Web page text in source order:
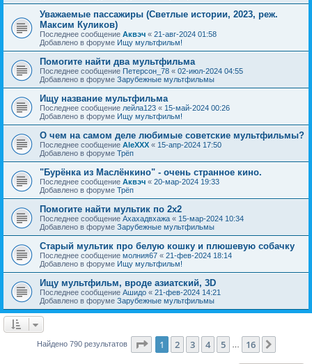
Уважаемые пассажиры (Светлые истории, 2023, реж.
Максим Куликов)
Последнее сообщение Аквэч « 21-авг-2024 01:58
Добавлено в форуме Ищу мультфильм!
Помогите найти два мультфильма
Последнее сообщение Петерсон_78 « 02-июл-2024 04:55
Добавлено в форуме Зарубежные мультфильмы
Ищу название мультфильма
Последнее сообщение лейла123 « 15-май-2024 00:26
Добавлено в форуме Ищу мультфильм!
О чем на самом деле любимые советские мультфильмы?
Последнее сообщение AleXXX « 15-апр-2024 17:50
Добавлено в форуме Трёп
"Бурёнка из Маслёнкино" - очень странное кино.
Последнее сообщение Аквэч « 20-мар-2024 19:33
Добавлено в форуме Трёп
Помогите найти мультик по 2х2
Последнее сообщение Ахахадвхажа « 15-мар-2024 10:34
Добавлено в форуме Зарубежные мультфильмы
Старый мультик про белую кошку и плюшевую собачку
Последнее сообщение молния67 « 21-фев-2024 18:14
Добавлено в форуме Ищу мультфильм!
Ищу мультфильм, вроде азиатский, 3D
Последнее сообщение Ашидо « 21-фев-2024 14:21
Добавлено в форуме Зарубежные мультфильмы
Найдено 790 результатов Страница из 16
1 2 3 4 5 16